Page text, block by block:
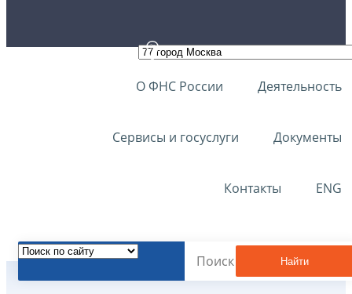
О ФНС России Деятельность
Сервисы и госуслуги Документы
Контакты ENG
Найти